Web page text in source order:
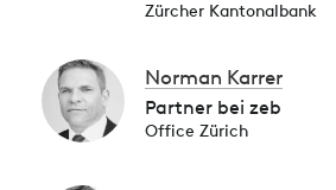
Zürcher Kantonalbank
Norman Karrer
Partner bei zeb
Office Zürich